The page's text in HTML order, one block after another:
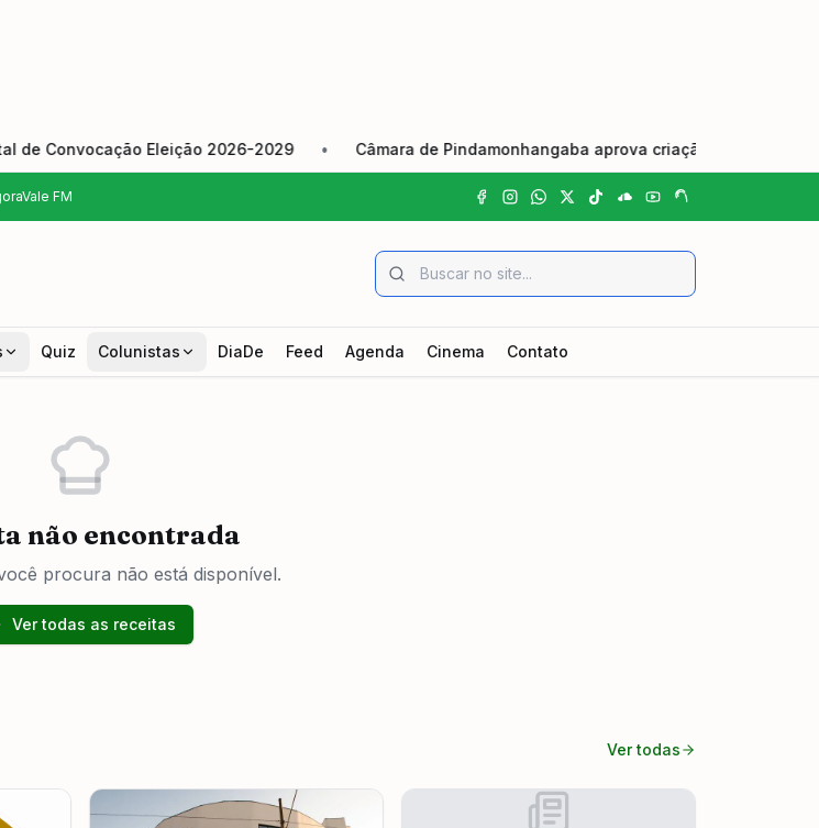
Convocação Eleição 2026-2029 • Câmara de Pindamonhangaba aprova criação do Dia Municipal
FM
Quiz Colunistas DiaDe Feed Agenda Cinema Contato
não encontrada
procura não está disponível.
Ver todas as receitas
Ver todas